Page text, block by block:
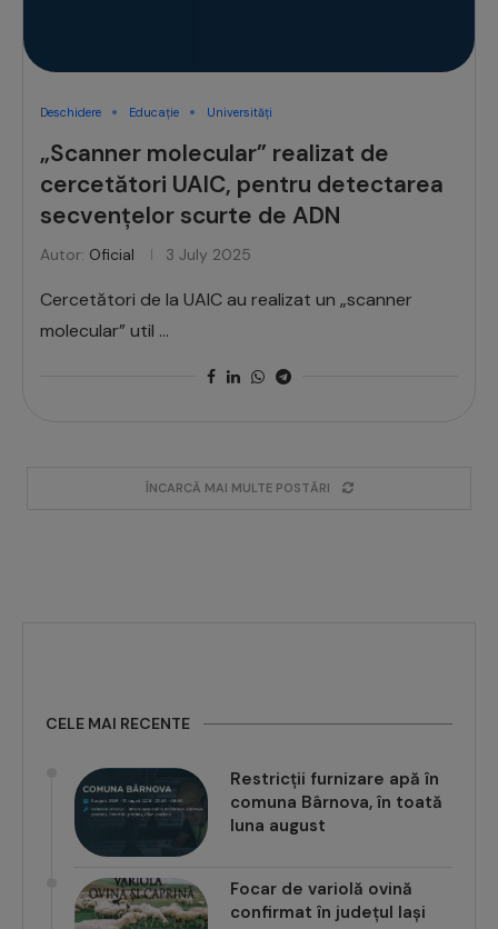
Deschidere Educație Universități
„Scanner molecular” realizat de
cercetători UAIC, pentru detectarea
secvențelor scurte de ADN
Autor: Oficial 3 July 2025
Cercetători de la UAIC au realizat un „scanner
molecular” util …
ÎNCARCĂ MAI MULTE POSTĂRI
CELE MAI RECENTE
Restricții furnizare apă în
comuna Bârnova, în toată
luna august
Focar de variolă ovină
confirmat în județul Iași